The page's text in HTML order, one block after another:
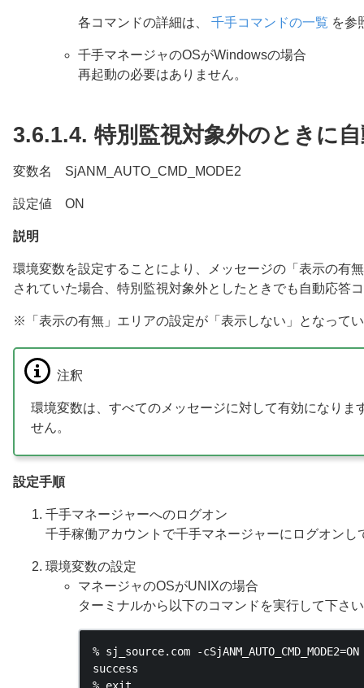
各コマンドの詳細は、 千手コマンドの一覧 を参
千手マネージャのOSがWindowsの場合
再起動の必要はありません。
3.6.1.4. 特別監視対象外のときに
変数名 SjANM_AUTO_CMD_MODE2
設定値 ON
説明
環境変数を設定することにより、メッセージの「表示の有
されていた場合、特別監視対象外としたときでも自動応答
※「表示の有無」エリアの設定が「表示しない」となって
注釈
環境変数は、すべてのメッセージに対して有効になり
せん。
設定手順
千手マネージャーへのログオン
千手稼働アカウントで千手マネージャーにログオンし
環境変数の設定
マネージャのOSがUNIXの場合
ターミナルから以下のコマンドを実行して下さ
% sj_source.com -cSjANM_AUTO_CMD_MODE2=ON
success